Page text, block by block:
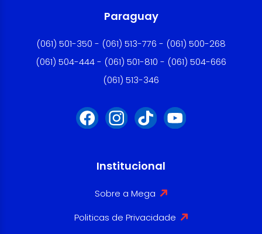
Paraguay
(061) 501-350 - (061) 513-776 - (061) 500-268
(061) 504-444 - (061) 501-810 - (061) 504-666
(061) 513-346
Institucional
Sobre a Mega
Politicas de Privacidade